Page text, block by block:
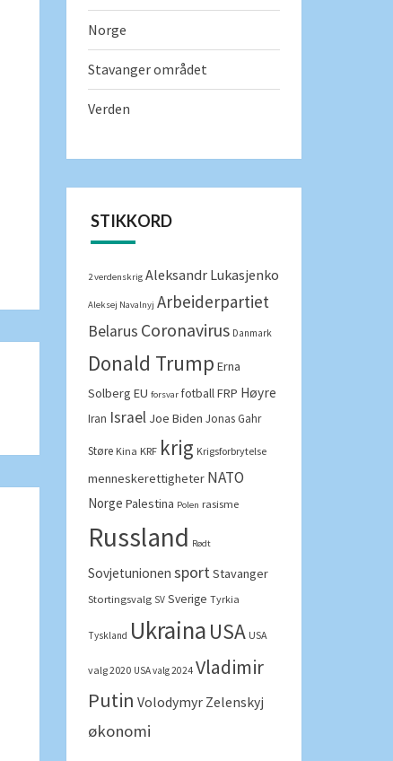
Norge
Stavanger området
Verden
STIKKORD
2 verdenskrig Aleksandr Lukasjenko
Aleksej Navalnyj Arbeiderpartiet
Belarus Coronavirus Danmark
Donald Trump Erna
Solberg EU forsvar fotball FRP Høyre
Iran Israel Joe Biden Jonas Gahr
Støre Kina KRF krig Krigsforbrytelse
menneskerettigheter NATO
Norge Palestina Polen rasisme
Russland Rødt
Sovjetunionen sportStavanger
Stortingsvalg SV Sverige Tyrkia
Tyskland Ukraina USA USA
valg 2020 USA valg 2024 Vladimir
Putin Volodymyr Zelenskyj
økonomi